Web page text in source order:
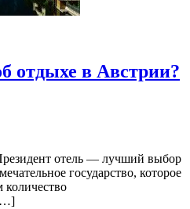
отдыхе в Австрии?
отель — лучший выбор
государство, которое
количество